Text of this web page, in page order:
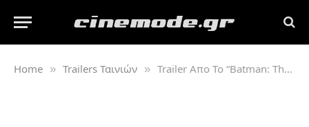
Home » Trailers Ταινιών » Trailer Απο Το “Batman: The Killing Joke”
Joke”
Από Cinemode 30/04/2016 Δεν υπάρχουν Σχόλια